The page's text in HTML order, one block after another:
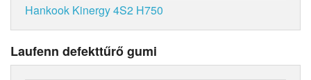
Hankook Kinergy 4S2 H750
Laufenn defekttűrő gumi